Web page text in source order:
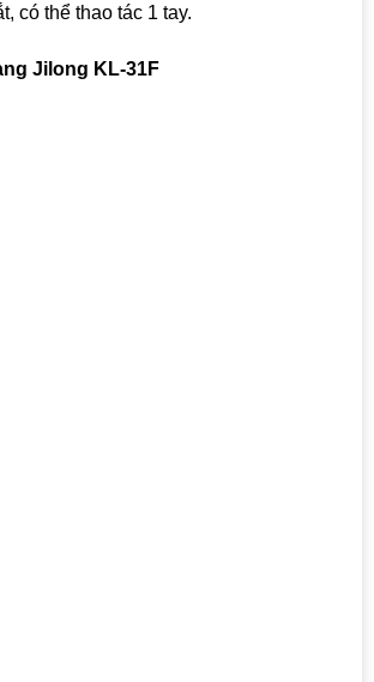
có thể thao tác 1 tay.
Jilong KL-31F